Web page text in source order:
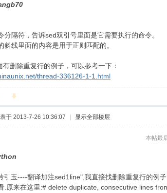
分隔符，告诉sed双引号里面是它需要执行的命令。
斜线里面的内容是用于正则匹配的。
删除重复行的例子，可以参考一下：
thread-336126-1-1.html
于 2013-7-26 10:36:07 | 显示全部楼层
本帖最
引玉----翻译加注sed1line",我直接找删除重复行的例
.原来在这里:# delete duplicate, consecutive lines